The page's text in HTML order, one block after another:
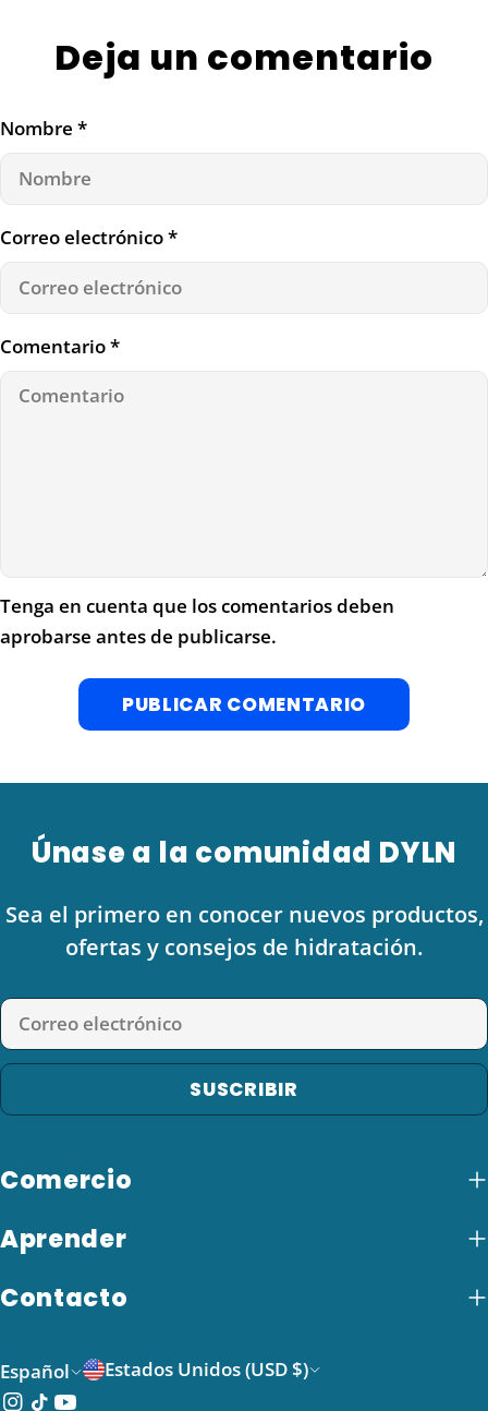
Deja un comentario
Nombre *
Correo electrónico*
Comentario*
Tenga en cuenta que los comentarios deben
aprobarse antes de publicarse.
Únase a la comunidad DYLN
Sea el primero en conocer nuevos productos,
ofertas y consejos de hidratación.
Correo
electrónico
SUSCRIBIR
Comercio
Aprender
Contacto
I
Español P
Estados Unidos (USD $)
Instagram
Tik YouTube